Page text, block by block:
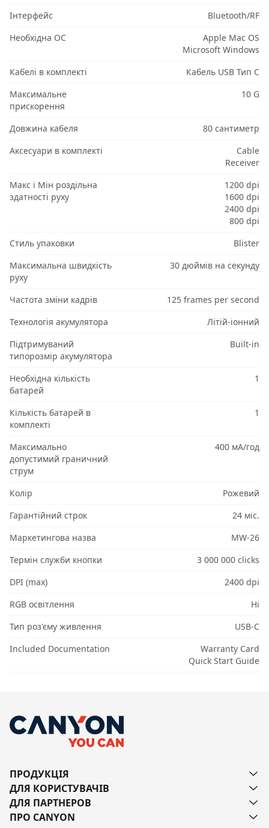
Інтерфейс
Bluetooth/RF
Необхідна ОС
Apple Mac OS
Microsoft Windows
Кабелі в комплекті
Кабель USB Тип C
Максимальне
прискорення
10 G
Довжина кабеля
80 сантиметр
Аксесуари в комплекті
Cable
Receiver
Макс і Мін роздільна
здатності руху
1200 dpi
1600 dpi
2400 dpi
800 dpi
Стиль упаковки
Blister
Максимальна швидкість
руху
30 дюймів на секунду
Частота зміни кадрів
125 frames per second
Технологія акумулятора
Літій-іонний
Підтримуваний
типорозмір акумулятора
Built-in
Необхідна кількість
батарей
1
Кількість батарей в
комплекті
1
Максимально
допустимий граничний
струм
400 мА/год
Колір
Рожевий
Гарантійний строк
24 міс.
Маркетингова назва
MW-26
Термін служби кнопки
3 000 000 clicks
DPI (max)
2400 dpi
RGB освітлення
Ні
Тип роз'єму живлення
USB-C
Included Documentation
Warranty Card
Quick Start Guide
ПРОДУКЦІЯ
ДЛЯ КОРИСТУВАЧІВ
ДЛЯ ПАРТНЕРОВ
ПРО CANYON